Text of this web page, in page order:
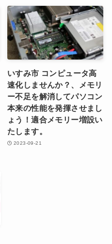
いすみ市 コンピュータ高
速化しませんか？、メモリ
ー不足を解消してパソコン
本来の性能を発揮させまし
ょう！適合メモリー増設い
たします。
2023-09-21